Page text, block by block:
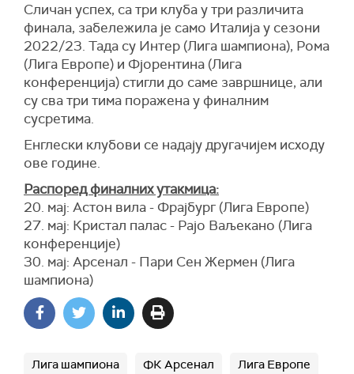
Сличан успех, са три клуба у три различита
финала, забележила је само Италија у сезони
2022/23. Тада су Интер (Лига шампиона), Рома
(Лига Европе) и Фјорентина (Лига
конференција) стигли до саме завршнице, али
су сва три тима поражена у финалним
сусретима.
Енглески клубови се надају другачијем исходу
ове године.
Распоред финалних утакмица:
20. мај: Астон вила - Фрајбург (Лига Европе)
27. мај: Кристал палас - Рајо Ваљекано (Лига
конференције)
30. мај: Арсенал - Пари Сен Жермен (Лига
шампиона)
Лига шампиона ФК Арсенал Лига Европе